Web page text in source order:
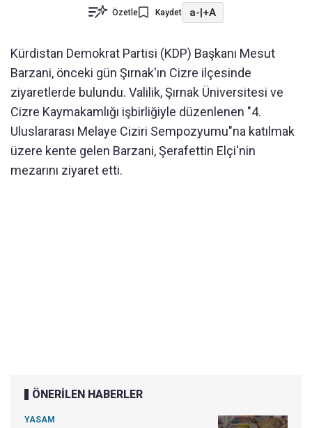
Özetle Kaydet a-|+A
Kürdistan Demokrat Partisi (KDP) Başkanı Mesut
Barzani, önceki gün Şırnak'ın Cizre ilçesinde
ziyaretlerde bulundu. Valilik, Şırnak Üniversitesi ve
Cizre Kaymakamlığı işbirliğiyle düzenlenen "4.
Uluslararası Melaye Ciziri Sempozyumu"na katılmak
üzere kente gelen Barzani, Şerafettin Elçi'nin
mezarını ziyaret etti.
ÖNERİLEN HABERLER
YASAM